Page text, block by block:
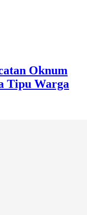
Oknum
Tipu Warga